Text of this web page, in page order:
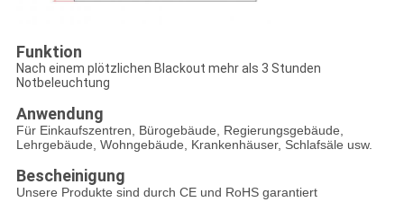
Funktion
Nach einem plötzlichen Blackout mehr als 3 Stunden
Notbeleuchtung
Anwendung
Für Einkaufszentren, Bürogebäude, Regierungsgebäude,
Lehrgebäude, Wohngebäude, Krankenhäuser, Schlafsäle usw.
Bescheinigung
Unsere Produkte sind durch CE und RoHS garantiert